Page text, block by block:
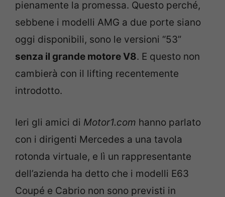
pienamente la promessa. Questo perché,
sebbene i modelli AMG a due porte siano
oggi disponibili, sono le versioni “53”
senza il grande motore V8. E questo non
cambierà con il lifting recentemente
introdotto.
Ieri gli amici di Motor1.com hanno parlato
con i dirigenti Mercedes a una tavola
rotonda virtuale, e lì un rappresentante
dell’azienda ha detto che i modelli E63
Coupé e Cabrio non sono previsti in